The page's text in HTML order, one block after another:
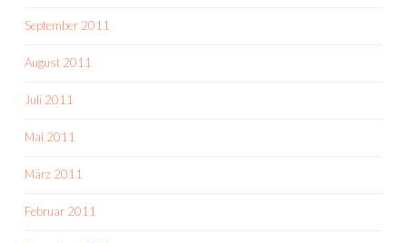
September 2011
August 2011
Juli 2011
Mai 2011
März 2011
Februar 2011